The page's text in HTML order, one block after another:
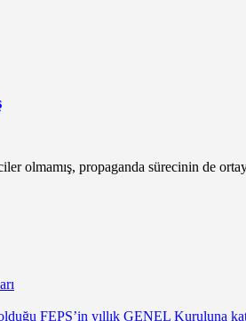
olmamış, propaganda sürecinin de
FEPS’in yıllık GENEL Kuruluna